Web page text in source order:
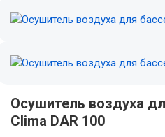
Осушитель воздуха
Clima DAR 100